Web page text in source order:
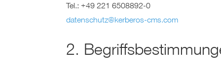
Tel.: +49 221 6508892-0
datenschutz@kerberos-cms.com
2.